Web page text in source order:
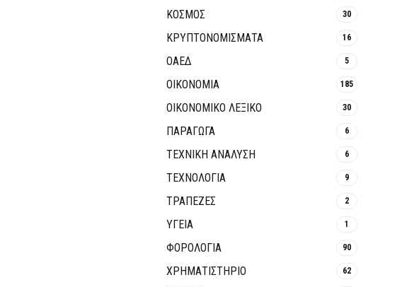
ΚΟΣΜΟΣ 30
ΚΡΥΠΤΟΝΟΜΊΣΜΑΤΑ 16
ΟΑΕΔ 5
ΟΙΚΟΝΟΜΙΑ 185
ΟΙΚΟΝΟΜΙΚΟ ΛΕΞΙΚΟ 30
ΠΑΡΑΓΩΓΑ 6
ΤΕΧΝΙΚΗ ΑΝΑΛΥΣΗ 6
ΤΕΧΝΟΛΟΓΙΑ 9
ΤΡΆΠΕΖΕΣ 2
ΥΓΕΙΑ 1
ΦΟΡΟΛΟΓΙΑ 90
ΧΡΗΜΑΤΙΣΤΗΡΙΟ 62